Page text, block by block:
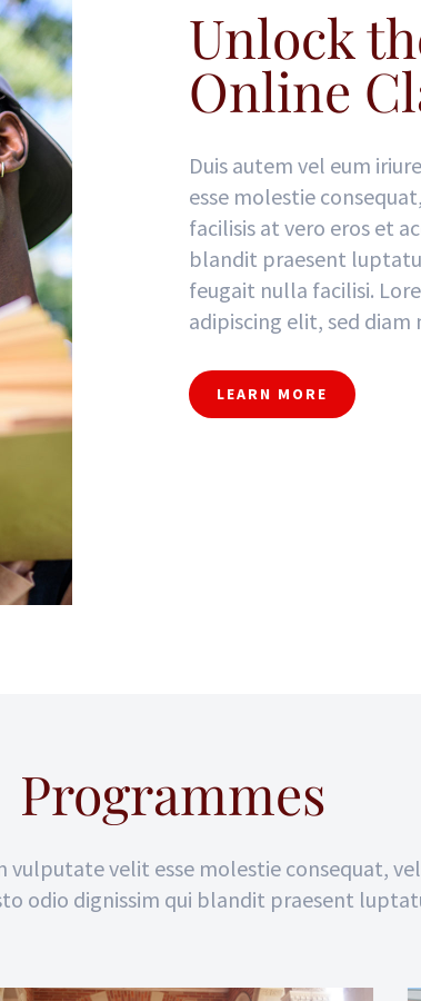
Unlock
Online
Duis autem vel eum
esse molestie
facilisis at vero eros et
blandit praesent
feugait nulla facilisi.
adipiscing elit, sed diam
LEARN MORE
Programmes
vulputate velit esse molestie consequat,
odio dignissim qui blandit praesent